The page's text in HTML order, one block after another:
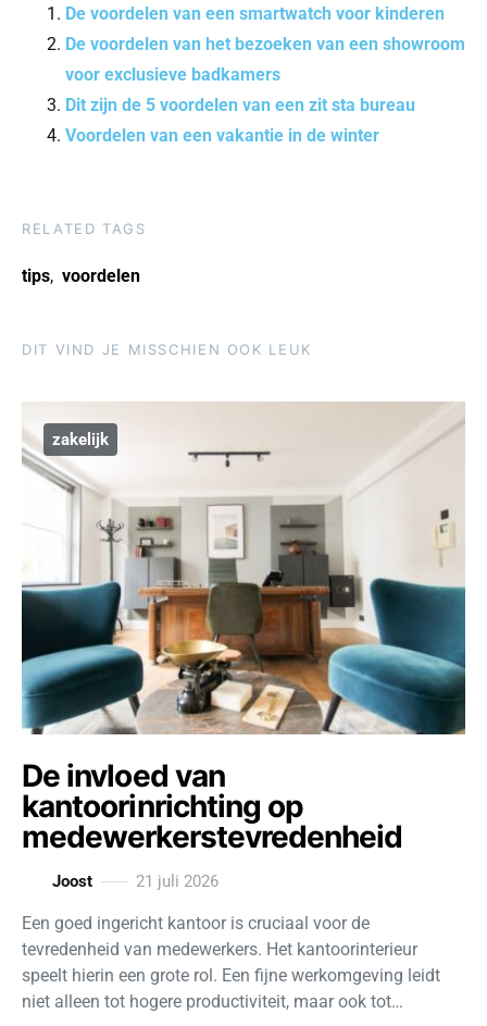
De voordelen van een smartwatch voor kinderen
De voordelen van het bezoeken van een showroom
voor exclusieve badkamers
Dit zijn de 5 voordelen van een zit sta bureau
Voordelen van een vakantie in de winter
RELATED TAGS
tips, voordelen
DIT VIND JE MISSCHIEN OOK LEUK
zakelijk
De invloed van
kantoorinrichting op
medewerkerstevredenheid
Joost 21 juli 2026
Een goed ingericht kantoor is cruciaal voor de
tevredenheid van medewerkers. Het kantoorinterieur
speelt hierin een grote rol. Een fijne werkomgeving leidt
niet alleen tot hogere productiviteit, maar ook tot…